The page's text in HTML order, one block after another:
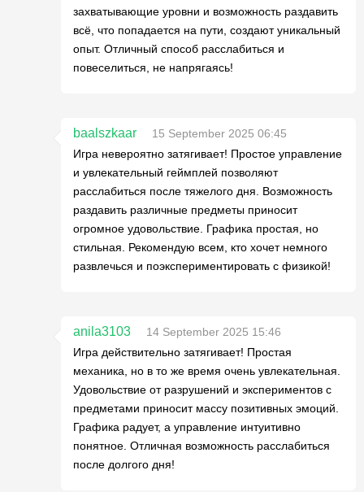
захватывающие уровни и возможность раздавить
всё, что попадается на пути, создают уникальный
опыт. Отличный способ расслабиться и
повеселиться, не напрягаясь!
baalszkaar
15 September 2025 06:45
Игра невероятно затягивает! Простое управление
и увлекательный геймплей позволяют
расслабиться после тяжелого дня. Возможность
раздавить различные предметы приносит
огромное удовольствие. Графика простая, но
стильная. Рекомендую всем, кто хочет немного
развлечься и поэкспериментировать с физикой!
anila3103
14 September 2025 15:46
Игра действительно затягивает! Простая
механика, но в то же время очень увлекательная.
Удовольствие от разрушений и экспериментов с
предметами приносит массу позитивных эмоций.
Графика радует, а управление интуитивно
понятное. Отличная возможность расслабиться
после долгого дня!